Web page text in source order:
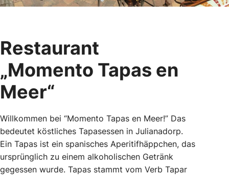
Restaurant
„Momento Tapas en
Meer“
Willkommen bei “Momento Tapas en Meer!” Das
bedeutet köstliches Tapasessen in Julianadorp.
Ein Tapas ist ein spanisches Aperitifhäppchen, das
ursprünglich zu einem alkoholischen Getränk
gegessen wurde. Tapas stammt vom Verb Tapar